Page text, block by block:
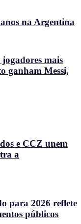
na Argentina
mais
ganham Messi,
e CCZ unem
a
para 2026 reflete
públicos